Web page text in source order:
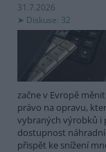
31.7.2026
Diskuse: 32
začne v Evropě
právo na opravu,
vybraných výrobků i
dostupnost
přispět ke snížení